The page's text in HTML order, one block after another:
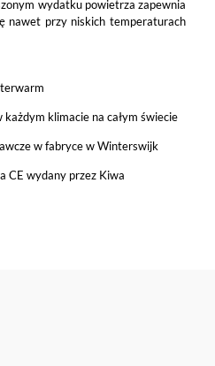
wydatku powietrza zapewnia
nawet przy niskich temperaturach
każdym klimacie na całym świecie
w fabryce w Winterswijk
CE wydany przez Kiwa